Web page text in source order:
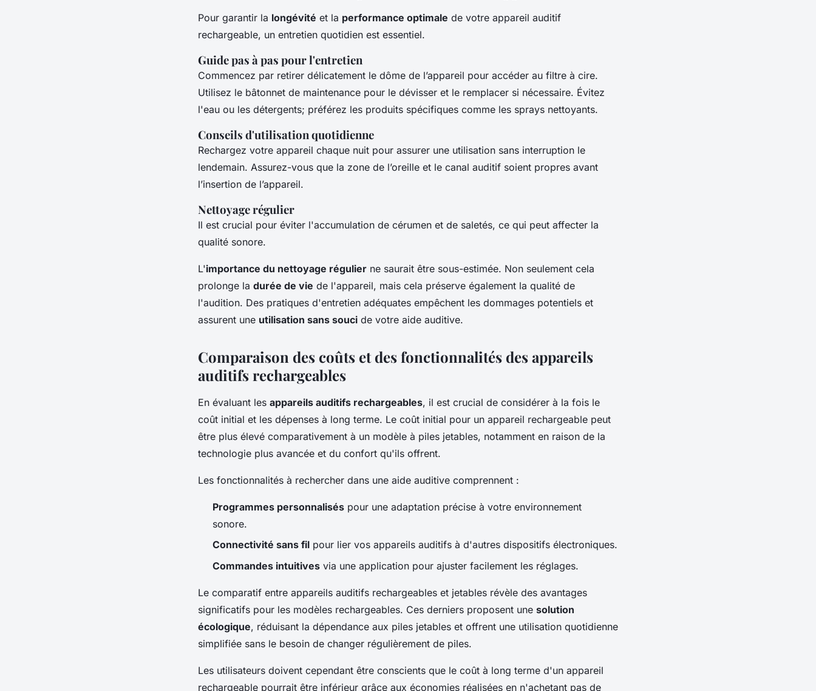
Pour garantir la longévité et la performance optimale de votre appareil auditif
rechargeable, un entretien quotidien est essentiel.
Guide pas à pas pour l'entretien
Commencez par retirer délicatement le dôme de l’appareil pour accéder au filtre à cire.
Utilisez le bâtonnet de maintenance pour le dévisser et le remplacer si nécessaire. Évitez
l'eau ou les détergents; préférez les produits spécifiques comme les sprays nettoyants.
Conseils d'utilisation quotidienne
Rechargez votre appareil chaque nuit pour assurer une utilisation sans interruption le
lendemain. Assurez-vous que la zone de l’oreille et le canal auditif soient propres avant
l’insertion de l’appareil.
Nettoyage régulier
Il est crucial pour éviter l'accumulation de cérumen et de saletés, ce qui peut affecter la
qualité sonore.
L'importance du nettoyage régulier ne saurait être sous-estimée. Non seulement cela
prolonge la durée de vie de l'appareil, mais cela préserve également la qualité de
l'audition. Des pratiques d'entretien adéquates empêchent les dommages potentiels et
assurent une utilisation sans souci de votre aide auditive.
Comparaison des coûts et des fonctionnalités des appareils
auditifs rechargeables
En évaluant les appareils auditifs rechargeables, il est crucial de considérer à la fois le
coût initial et les dépenses à long terme. Le coût initial pour un appareil rechargeable peut
être plus élevé comparativement à un modèle à piles jetables, notamment en raison de la
technologie plus avancée et du confort qu'ils offrent.
Les fonctionnalités à rechercher dans une aide auditive comprennent :
Programmes personnalisés pour une adaptation précise à votre environnement
sonore.
Connectivité sans fil pour lier vos appareils auditifs à d'autres dispositifs électroniques.
Commandes intuitives via une application pour ajuster facilement les réglages.
Le comparatif entre appareils auditifs rechargeables et jetables révèle des avantages
significatifs pour les modèles rechargeables. Ces derniers proposent une solution
écologique, réduisant la dépendance aux piles jetables et offrent une utilisation quotidienne
simplifiée sans le besoin de changer régulièrement de piles.
Les utilisateurs doivent cependant être conscients que le coût à long terme d'un appareil
rechargeable pourrait être inférieur grâce aux économies réalisées en n'achetant pas de